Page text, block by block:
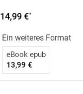
14,99 €*
Ein weiteres Format
eBook epub
13,99 €